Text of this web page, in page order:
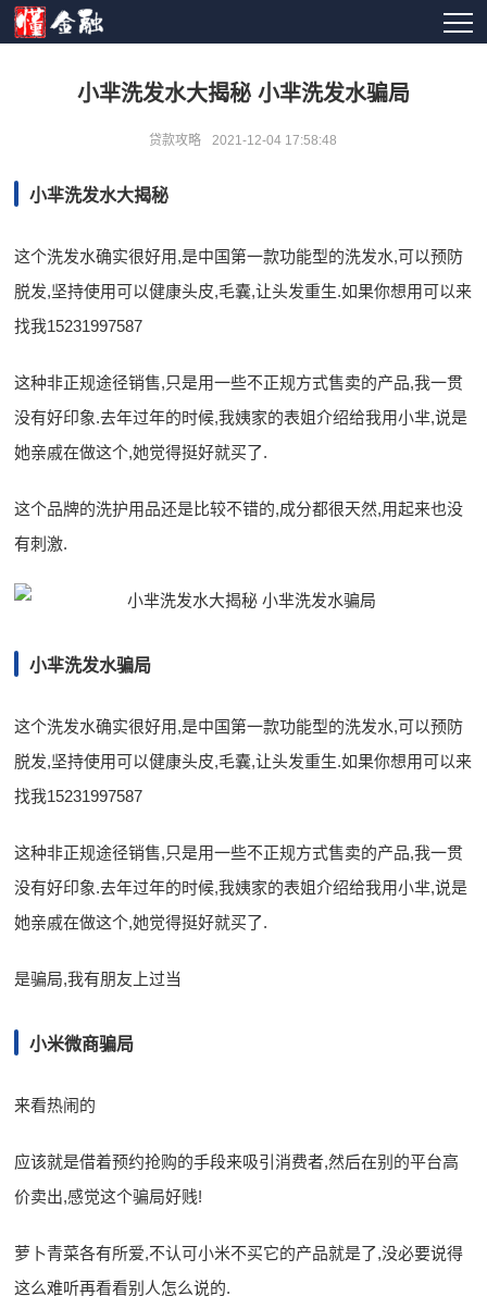
小芈洗发水大揭秘 小芈洗发水骗局
贷款攻略 2021-12-04 17:58:48
小芈洗发水大揭秘
这个洗发水确实很好用,是中国第一款功能型的洗发水,可以预防
脱发,坚持使用可以健康头皮,毛囊,让头发重生.如果你想用可以来
找我15231997587
这种非正规途径销售,只是用一些不正规方式售卖的产品,我一贯
没有好印象.去年过年的时候,我姨家的表姐介绍给我用小芈,说是
她亲戚在做这个,她觉得挺好就买了.
这个品牌的洗护用品还是比较不错的,成分都很天然,用起来也没
有刺激.
小芈洗发水骗局
这个洗发水确实很好用,是中国第一款功能型的洗发水,可以预防
脱发,坚持使用可以健康头皮,毛囊,让头发重生.如果你想用可以来
找我15231997587
这种非正规途径销售,只是用一些不正规方式售卖的产品,我一贯
没有好印象.去年过年的时候,我姨家的表姐介绍给我用小芈,说是
她亲戚在做这个,她觉得挺好就买了.
是骗局,我有朋友上过当
小米微商骗局
来看热闹的
应该就是借着预约抢购的手段来吸引消费者,然后在别的平台高
价卖出,感觉这个骗局好贱!
萝卜青菜各有所爱,不认可小米不买它的产品就是了,没必要说得
这么难听再看看别人怎么说的.